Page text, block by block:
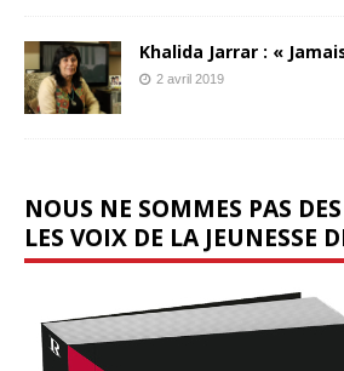
Khalida Jarrar : «
2 avril 2019
NOUS NE SOMMES PAS
LES VOIX DE LA JEUNESSE